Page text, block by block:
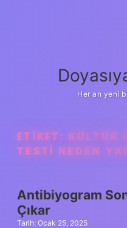
Her an yeni
ETIKET: KÜLTÜR
TESTI NEDEN
Antibiyogram
Çıkar
Tarih: Ocak 25, 2025